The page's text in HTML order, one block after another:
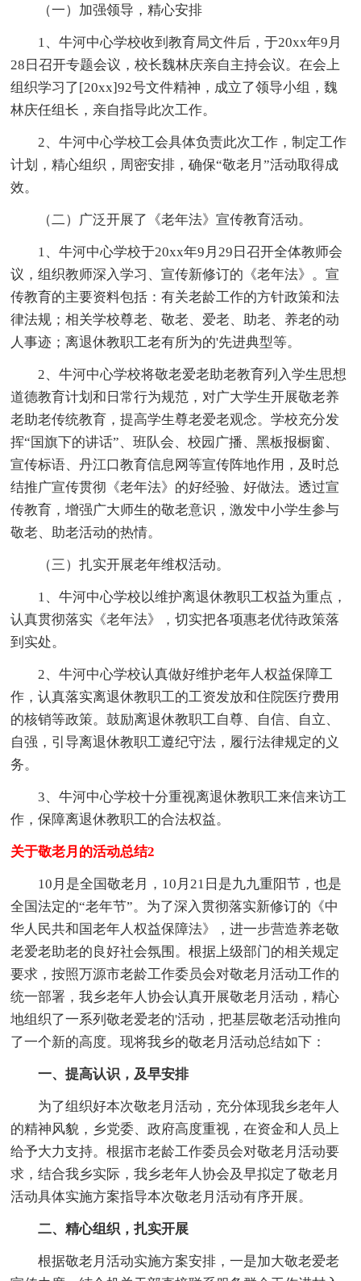
（一）加强领导，精心安排
1、牛河中心学校收到教育局文件后，于20xx年9月
28日召开专题会议，校长魏林庆亲自主持会议。在会上
组织学习了[20xx]92号文件精神，成立了领导小组，魏
林庆任组长，亲自指导此次工作。
2、牛河中心学校工会具体负责此次工作，制定工作
计划，精心组织，周密安排，确保“敬老月”活动取得成
效。
（二）广泛开展了《老年法》宣传教育活动。
1、牛河中心学校于20xx年9月29日召开全体教师会
议，组织教师深入学习、宣传新修订的《老年法》。宣
传教育的主要资料包括：有关老龄工作的方针政策和法
律法规；相关学校尊老、敬老、爱老、助老、养老的动
人事迹；离退休教职工老有所为的'先进典型等。
2、牛河中心学校将敬老爱老助老教育列入学生思想
道德教育计划和日常行为规范，对广大学生开展敬老养
老助老传统教育，提高学生尊老爱老观念。学校充分发
挥“国旗下的讲话”、班队会、校园广播、黑板报橱窗、
宣传标语、丹江口教育信息网等宣传阵地作用，及时总
结推广宣传贯彻《老年法》的好经验、好做法。透过宣
传教育，增强广大师生的敬老意识，激发中小学生参与
敬老、助老活动的热情。
（三）扎实开展老年维权活动。
1、牛河中心学校以维护离退休教职工权益为重点，
认真贯彻落实《老年法》，切实把各项惠老优待政策落
到实处。
2、牛河中心学校认真做好维护老年人权益保障工
作，认真落实离退休教职工的工资发放和住院医疗费用
的核销等政策。鼓励离退休教职工自尊、自信、自立、
自强，引导离退休教职工遵纪守法，履行法律规定的义
务。
3、牛河中心学校十分重视离退休教职工来信来访工
作，保障离退休教职工的合法权益。
关于敬老月的活动总结2
10月是全国敬老月，10月21日是九九重阳节，也是
全国法定的“老年节”。为了深入贯彻落实新修订的《中
华人民共和国老年人权益保障法》，进一步营造养老敬
老爱老助老的良好社会氛围。根据上级部门的相关规定
要求，按照万源市老龄工作委员会对敬老月活动工作的
统一部署，我乡老年人协会认真开展敬老月活动，精心
地组织了一系列敬老爱老的'活动，把基层敬老活动推向
了一个新的高度。现将我乡的敬老月活动总结如下：
一、提高认识，及早安排
为了组织好本次敬老月活动，充分体现我乡老年人
的精神风貌，乡党委、政府高度重视，在资金和人员上
给予大力支持。根据市老龄工作委员会对敬老月活动要
求，结合我乡实际，我乡老年人协会及早拟定了敬老月
活动具体实施方案指导本次敬老月活动有序开展。
二、精心组织，扎实开展
根据敬老月活动实施方案安排，一是加大敬老爱老